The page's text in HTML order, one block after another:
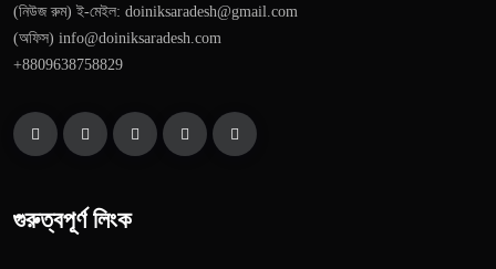
(নিউজ রুম) ই-মেইল: doiniksaradesh@gmail.com
(অফিস) info@doiniksaradesh.com
+8809638758829
গুরুত্বপূর্ণ লিংক